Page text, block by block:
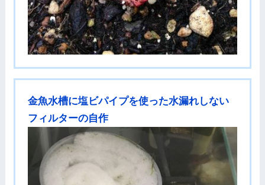
金魚水槽に塩ビパイプを使った水漏れしない
フィルターの自作